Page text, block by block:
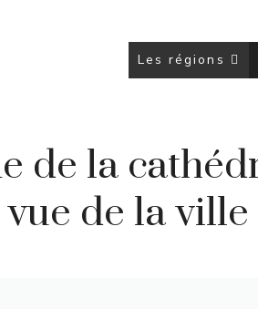
Les régions
de la
de la ville